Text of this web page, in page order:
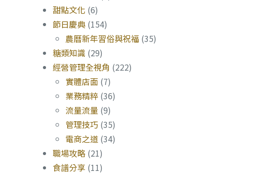
甜點文化 (6)
節日慶典 (154)
農曆新年習俗與祝福 (35)
糖類知識 (29)
經營管理全視角 (222)
實體店面 (7)
業務精粹 (36)
流量流量 (9)
管理技巧 (35)
電商之道 (34)
職場攻略 (21)
食譜分享 (11)